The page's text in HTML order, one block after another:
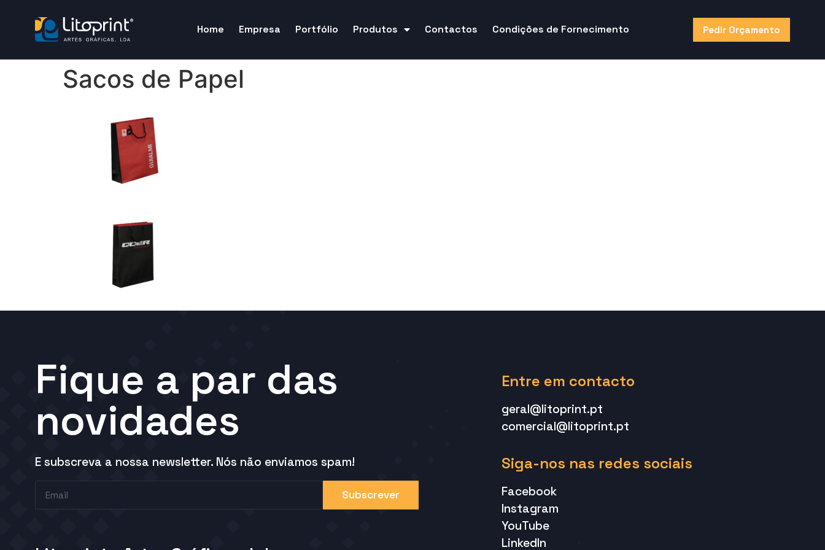
Home Empresa Portfólio Produtos Contactos Condições de Fornecimento Pedir Orçamento
Sacos de Papel
Fique a par das
novidades
E subscreva a nossa newsletter. Nós não enviamos spam!
Subscrever
Entre em contacto
geral@litoprint.pt
comercial@litoprint.pt
Siga-nos nas redes sociais
Facebook
Instagram
YouTube
LinkedIn